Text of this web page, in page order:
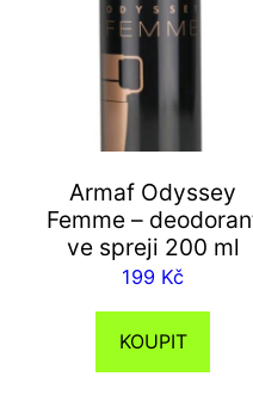
Armaf Odyssey
Femme –
ve spreji 200 ml
199 Kč
KOUPIT